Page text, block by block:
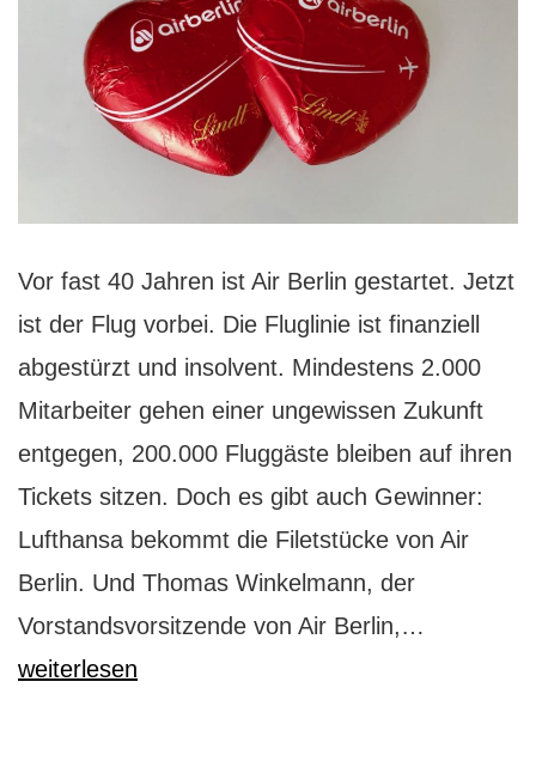
Vor fast 40 Jahren ist Air Berlin gestartet. Jetzt
ist der Flug vorbei. Die Fluglinie ist finanziell
abgestürzt und insolvent. Mindestens 2.000
Mitarbeiter gehen einer ungewissen Zukunft
entgegen, 200.000 Fluggäste bleiben auf ihren
Tickets sitzen. Doch es gibt auch Gewinner:
Lufthansa bekommt die Filetstücke von Air
Berlin. Und Thomas Winkelmann, der
Vorstandsvorsitzende von Air Berlin,…
weiterlesen